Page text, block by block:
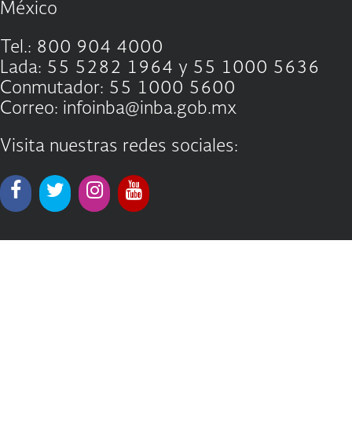
México
Tel.: 800 904 4000
Lada: 55 5282 1964 y 55 1000 5636
Conmutador: 55 1000 5600
Correo: infoinba@inba.gob.mx
Visita nuestras redes sociales: